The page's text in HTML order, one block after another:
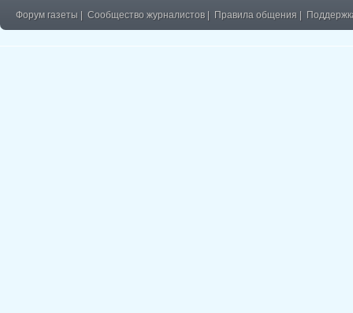
Форум газеты Сообщество журналистов Правила общения
�